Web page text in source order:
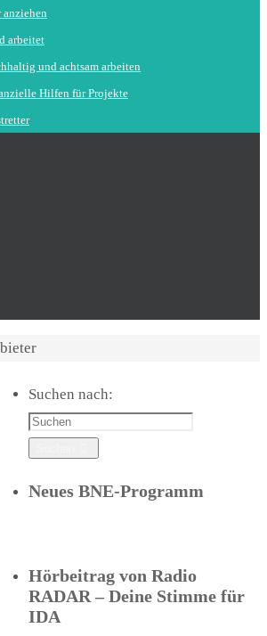
anziehen
arbeitet
und achtsam arbeiten
Hilfen für Projekte
Suchen nach:
Neues BNE-Programm
Hörbeitrag von Radio
RADAR – Deine Stimme für
IDA